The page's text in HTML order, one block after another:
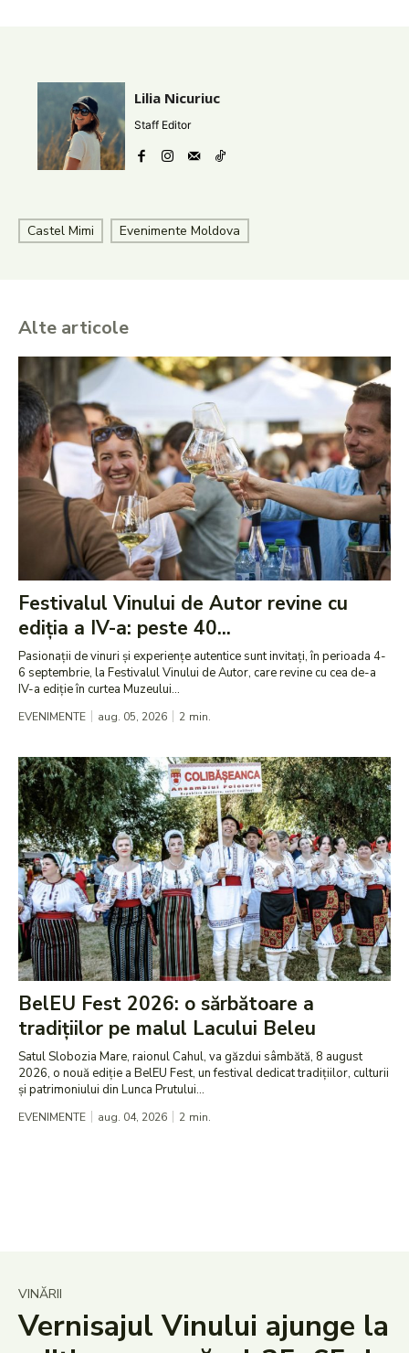
Lilia Nicuriuc
Staff Editor
Castel Mimi Evenimente Moldova
Alte articole
Festivalul Vinului de Autor revine cu
ediția a IV-a: peste 40...
Pasionații de vinuri și experiențe autentice sunt invitați, în perioada 4-
6 septembrie, la Festivalul Vinului de Autor, care revine cu cea de-a
IV-a ediție în curtea Muzeului...
EVENIMENTE aug. 05, 2026 2 min.
BelEU Fest 2026: o sărbătoare a
tradițiilor pe malul Lacului Beleu
Satul Slobozia Mare, raionul Cahul, va găzdui sâmbătă, 8 august
2026, o nouă ediție a BelEU Fest, un festival dedicat tradițiilor, culturii
și patrimoniului din Lunca Prutului...
EVENIMENTE aug. 04, 2026 2 min.